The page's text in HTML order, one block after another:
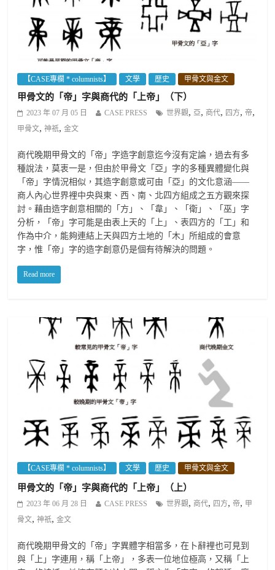
【CASE專欄 * columnists】 文學 歷史 甲骨文與金文
甲骨文的「帝」字與商代的「上帝」（下）
2023 年 07 月 05 日 CASE PRESS 世界觀, 亞,商代, 四方, 帝,
甲骨文,神祇,金文
商代晚期甲骨文的「帝」字造字創意迄今沒有定論，過去有多
種說法，莫衷一是，但由於甲骨文「亞」字的多種異體變化與
「帝」字情況相似，其造字創意或可由「亞」的文化意涵——
商人內心世界裡中央與東、西、南、北四方組成之五方觀來探
討。藉由造字創意相關的「方」、「韋」、「衛」、「巫」字
分析，「帝」字可能是由表上天的「上」、表四方的「工」和
作為中介，能夠連結上天與四方土地的「木」所組成的會意
字，惟「帝」字的造字創意仍是個有待解決的問題。
Read more
【CASE專欄 * columnists】 文學 歷史 甲骨文與金文
甲骨文的「帝」字與商代的「上帝」（上）
2023 年 06 月 28 日 CASE PRESS 世界觀,商代, 四方, 帝, 甲
骨文,神祇,金文
商代晚期甲骨文的「帝」字異體字相當多，在卜辭裡也可見到
與「上」字連用，稱「上帝」，多表一位地位極高，又稱「上